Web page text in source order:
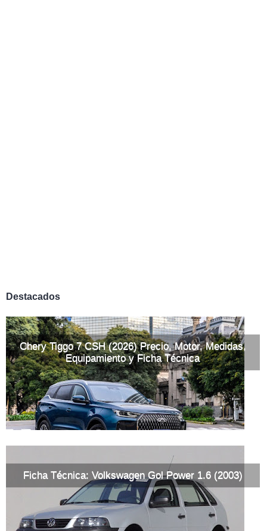
Destacados
Chery Tiggo 7 CSH (2026) Precio, Motor, Medidas,
Equipamiento y Ficha Técnica
Ficha Técnica: Volkswagen Gol Power 1.6 (2003)